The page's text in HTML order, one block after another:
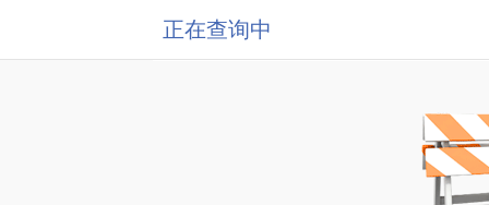
正在查询中